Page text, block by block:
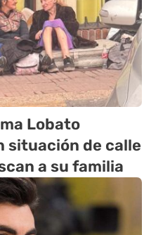
Lobato
situación de calle
a su familia